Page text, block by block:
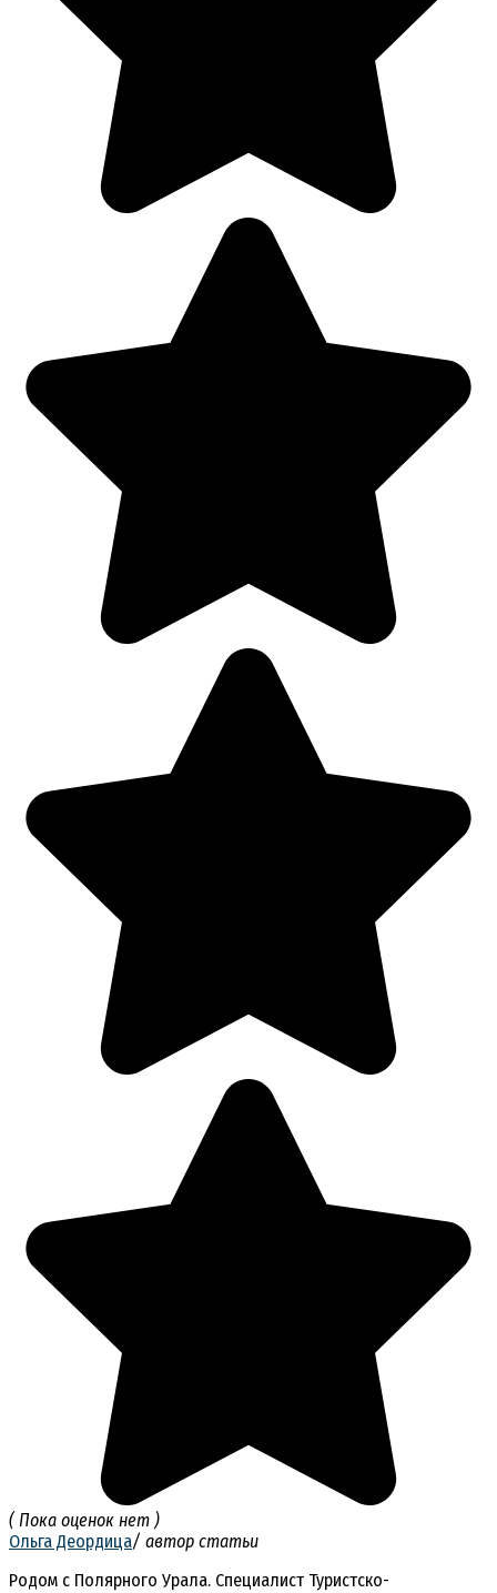
( Пока оценок нет )
Ольга Деордица/ автор статьи
Родом с Полярного Урала. Специалист Туристско-